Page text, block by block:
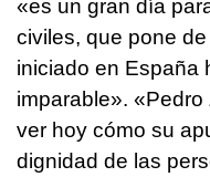
«es un gran día
civiles, que pone
iniciado en España
imparable». «Pedro
ver hoy cómo su
dignidad de las